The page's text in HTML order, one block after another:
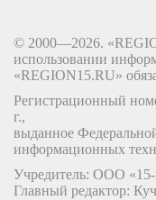
© 2000—2026.
использовании
«REGION15.RU»
Регистрационный
г.,
выданное
информационных
Учредитель: ООО
Главный редактор: